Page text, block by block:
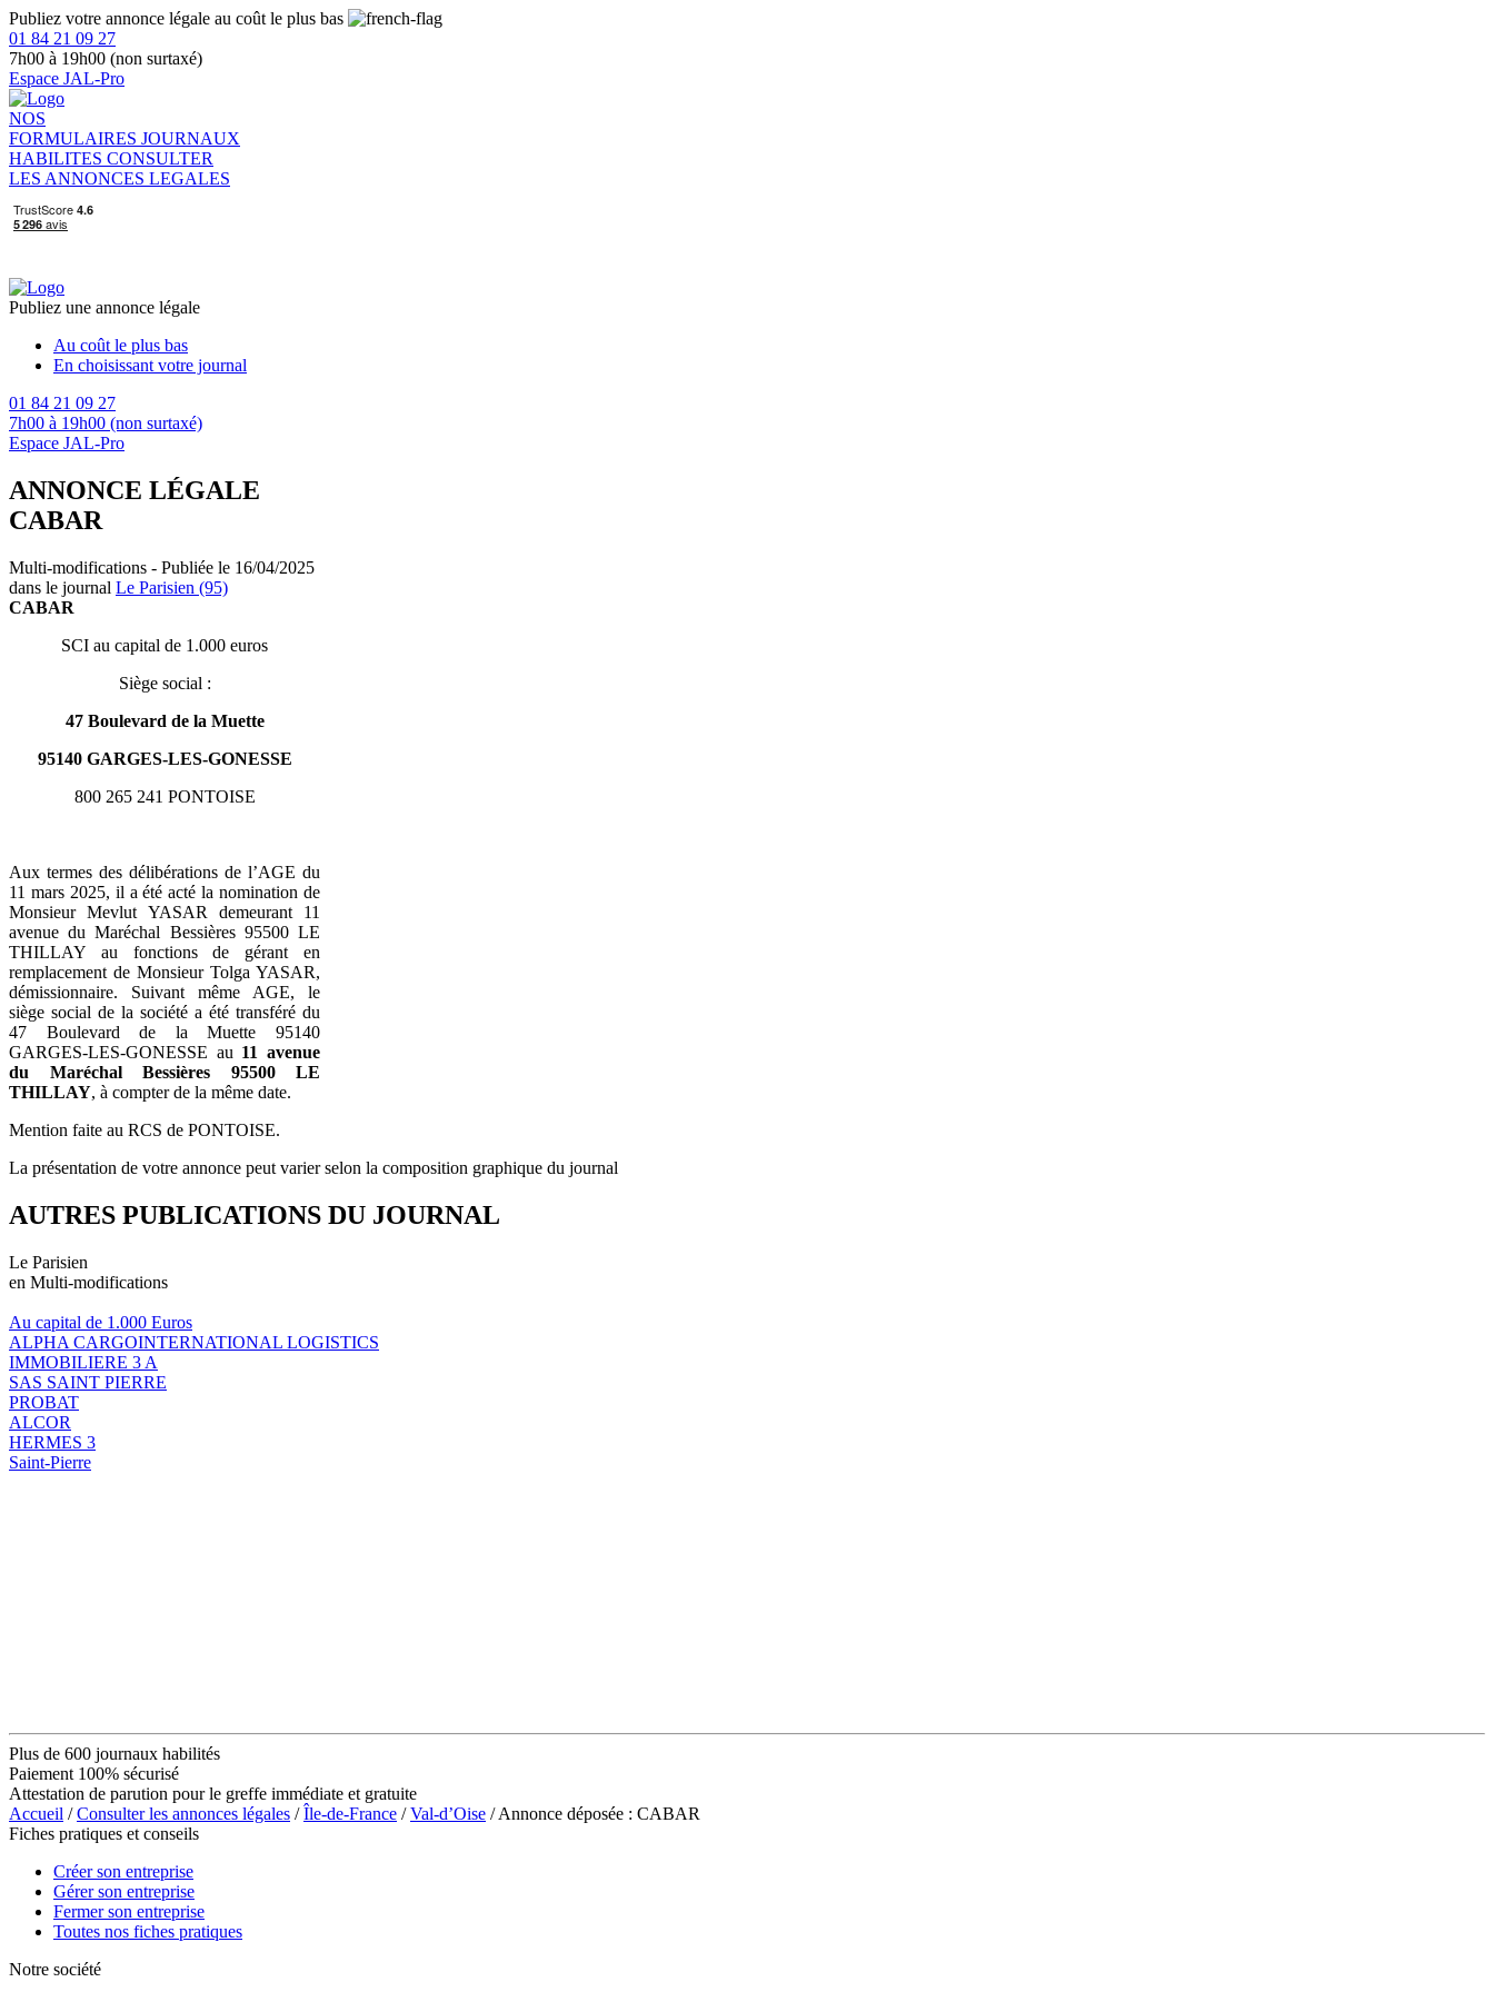
Publiez votre annonce légale au coût le plus bas
01 84 21 09 27
7h00 à 19h00 (non surtaxé)
Espace JAL-Pro
NOS
FORMULAIRES JOURNAUX
HABILITES CONSULTER
LES ANNONCES LEGALES
Publiez une annonce légale
Au coût le plus bas
En choisissant votre journal
01 84 21 09 27
7h00 à 19h00 (non surtaxé)
Espace JAL-Pro
ANNONCE LÉGALE
CABAR
Multi-modifications - Publiée le 16/04/2025
dans le journal Le Parisien (95)
CABAR
SCI au capital de 1.000 euros
Siège social :
47 Boulevard de la Muette
95140 GARGES-LES-GONESSE
800 265 241 PONTOISE
Aux termes des délibérations de l’AGE du
11 mars 2025, il a été acté la nomination de
Monsieur Mevlut YASAR demeurant 11
avenue du Maréchal Bessières 95500 LE
THILLAY au fonctions de gérant en
remplacement de Monsieur Tolga YASAR,
démissionnaire. Suivant même AGE, le
siège social de la société a été transféré du
47 Boulevard de la Muette 95140
GARGES-LES-GONESSE au 11 avenue
du Maréchal Bessières 95500 LE
THILLAY, à compter de la même date.
Mention faite au RCS de PONTOISE.
La présentation de votre annonce peut varier selon la composition graphique du journal
AUTRES PUBLICATIONS DU JOURNAL
Le Parisien
en Multi-modifications
Au capital de 1.000 Euros
ALPHA CARGOINTERNATIONAL LOGISTICS
IMMOBILIERE 3 A
SAS SAINT PIERRE
PROBAT
ALCOR
HERMES 3
Saint-Pierre
Plus de 600 journaux habilités
Paiement 100% sécurisé
Attestation de parution pour le greffe immédiate et gratuite
Accueil /Consulter les annonces légales /Île-de-France /Val-d’Oise / Annonce déposée : CABAR
Fiches pratiques et conseils
Créer son entreprise
Gérer son entreprise
Fermer son entreprise
Toutes nos fiches pratiques
Notre société